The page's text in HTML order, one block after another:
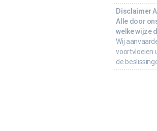
Disclaimer
Alle door
welke wijze
Wij
voortvloeien
de